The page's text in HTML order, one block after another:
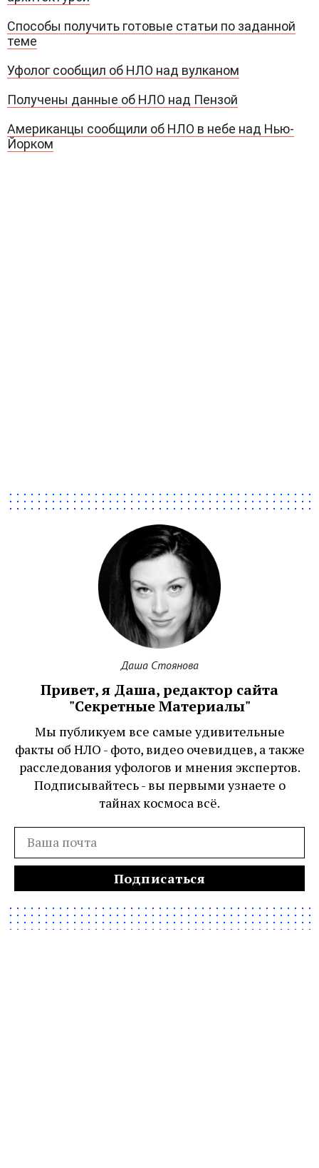
Способы получить готовые статьи по заданной
теме
Уфолог сообщил об НЛО над вулканом
Получены данные об НЛО над Пензой
Американцы сообщили об НЛО в небе над Нью-
Йорком
Даша Стоянова
Привет, я Даша, редактор сайта
"Секретные Материалы"
Мы публикуем все самые удивительные
факты об НЛО - фото, видео очевидцев, а также
расследования уфологов и мнения экспертов.
Подписывайтесь - вы первыми узнаете о
тайнах космоса всё.
Подписаться